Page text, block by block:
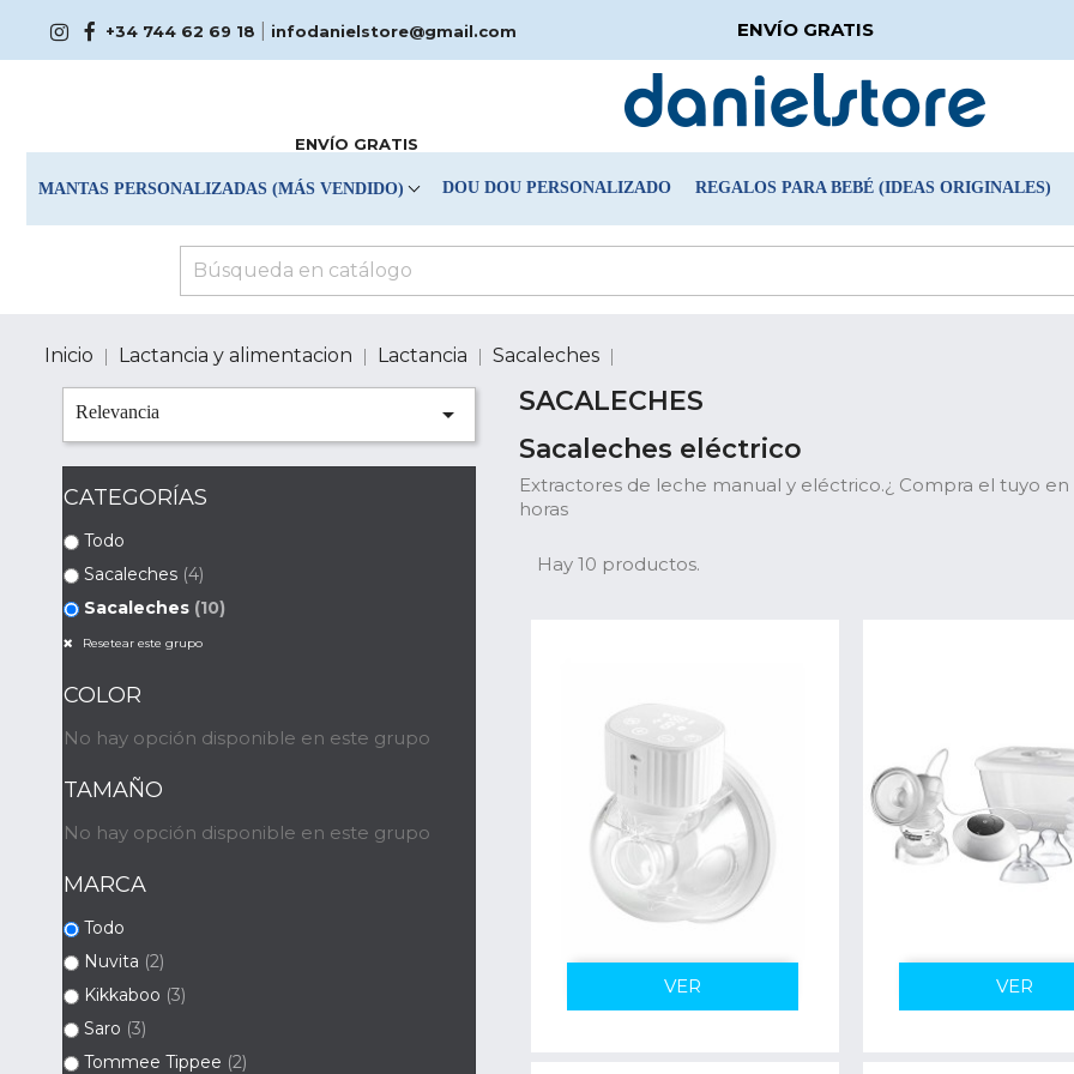
+34 744 62 69 18 infodanielstore@gmail.com ENVÍO GRATIS
ENVÍO GRATIS
MANTAS PERSONALIZADAS (MÁS VENDIDO) DOU DOU PERSONALIZADO REGALOS PARA BEBÉ (IDEAS ORIGINALES)
Inicio Lactancia y alimentacion Lactancia Sacaleches
Relevancia 
CATEGORÍAS
Todo
Sacaleches (4)
Sacaleches (10)
Resetear este grupo
COLOR
No hay opción disponible en este grupo
TAMAÑO
No hay opción disponible en este grupo
MARCA
Todo
Nuvita (2)
Kikkaboo (3)
Saro (3)
Tommee Tippee (2)
SACALECHES
Sacaleches eléctrico
Extractores de leche manual y eléctrico.¿ Compra el tuyo
horas
Hay 10 productos.
VER VER